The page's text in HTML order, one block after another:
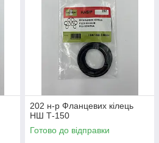
202 н-р Фланцевих кілець
НШ Т-150
Готово до відправки